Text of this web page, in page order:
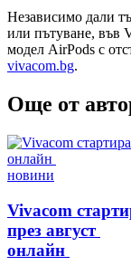
Независимо дали
или пътуване, във
модел AirPods с
vivacom.bg.
Още от
Posted
новини
Vivacom
през август
онлайн